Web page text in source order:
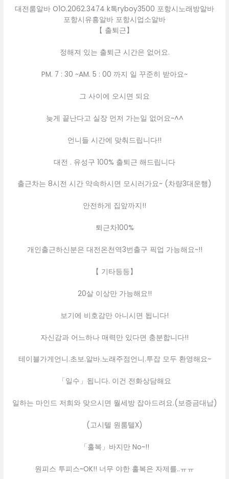
대전룸알바 O1O.2062.3474 k톡ryboy3500 포항시노래방알바
포항시유흥알바 포항시업소알바
【 출퇴근】
정해져 있는 출퇴근 시간은 없어요.
PM. 7 : 30 ~AM. 5 : 00 까지 일 꾸준히 받아요~
그 사이에 오시면 되요
늦게 끝난다고 실장 먼저 가는일 없어요~^^
언니들 시간에 맞춰드립니다!!
대전 . 유성구 100% 출퇴근 해드립니다
출근차는 8시전 시간 약속하시면 모시러가요~ (차량3대운행)
안전하게 집앞까지!!
퇴근차100%
개인출근하신분은 대전온천역3번출구 픽업 가능해요~!!
【 기타등등】
20살 이상만 가능해요!!
보기에 비호감만 아니시면 됩니다!
자신감과 어느하나 매력만 있다면 충분합니다!!
테이블가게언니.초보.알바.노래주점언니.투잡 모두 환영해요~
「일수」됩니다. 이건 전화상담해요
일하는 마인드 저희와 맞으시면 월세방 잡아드려요.(보증금대납)
(고시텔 원룸텔X)
「홀복」바지만 No~!!
원피스 투피스~OK!! 너무 야한 홀복은 자제를..ㅠㅠ